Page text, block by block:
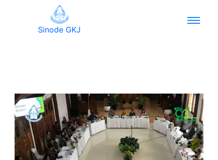
Sinode GKJ